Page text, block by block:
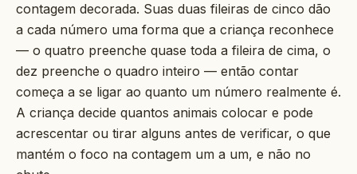
contagem decorada. Suas duas fileiras de cinco dão
a cada número uma forma que a criança reconhece
— o quatro preenche quase toda a fileira de cima, o
dez preenche o quadro inteiro — então contar
começa a se ligar ao quanto um número realmente é.
A criança decide quantos animais colocar e pode
acrescentar ou tirar alguns antes de verificar, o que
mantém o foco na contagem um a um, e não no